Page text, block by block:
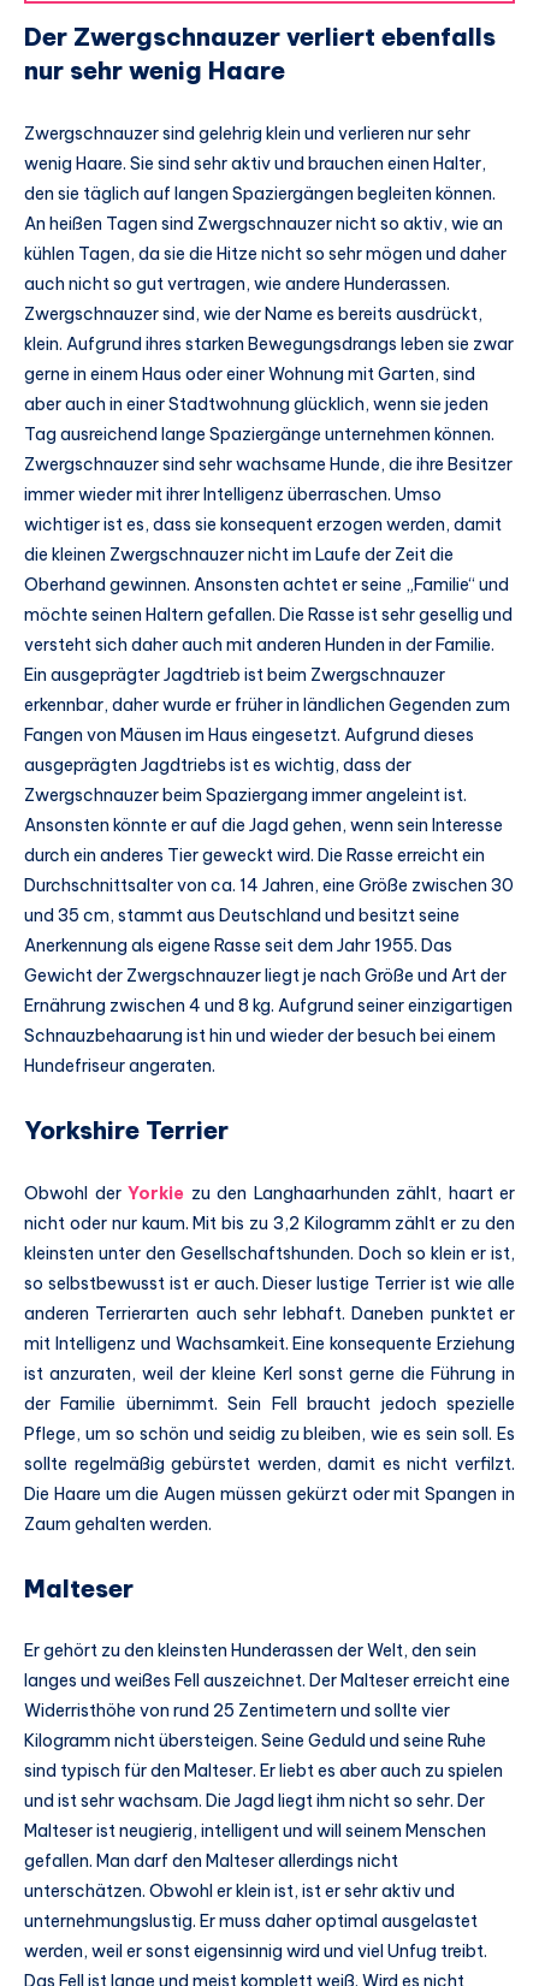
Der Zwergschnauzer verliert ebenfalls
nur sehr wenig Haare
Zwergschnauzer sind gelehrig klein und verlieren nur sehr
wenig Haare. Sie sind sehr aktiv und brauchen einen Halter,
den sie täglich auf langen Spaziergängen begleiten können.
An heißen Tagen sind Zwergschnauzer nicht so aktiv, wie an
kühlen Tagen, da sie die Hitze nicht so sehr mögen und daher
auch nicht so gut vertragen, wie andere Hunderassen.
Zwergschnauzer sind, wie der Name es bereits ausdrückt,
klein. Aufgrund ihres starken Bewegungsdrangs leben sie zwar
gerne in einem Haus oder einer Wohnung mit Garten, sind
aber auch in einer Stadtwohnung glücklich, wenn sie jeden
Tag ausreichend lange Spaziergänge unternehmen können.
Zwergschnauzer sind sehr wachsame Hunde, die ihre Besitzer
immer wieder mit ihrer Intelligenz überraschen. Umso
wichtiger ist es, dass sie konsequent erzogen werden, damit
die kleinen Zwergschnauzer nicht im Laufe der Zeit die
Oberhand gewinnen. Ansonsten achtet er seine „Familie“ und
möchte seinen Haltern gefallen. Die Rasse ist sehr gesellig und
versteht sich daher auch mit anderen Hunden in der Familie.
Ein ausgeprägter Jagdtrieb ist beim Zwergschnauzer
erkennbar, daher wurde er früher in ländlichen Gegenden zum
Fangen von Mäusen im Haus eingesetzt. Aufgrund dieses
ausgeprägten Jagdtriebs ist es wichtig, dass der
Zwergschnauzer beim Spaziergang immer angeleint ist.
Ansonsten könnte er auf die Jagd gehen, wenn sein Interesse
durch ein anderes Tier geweckt wird. Die Rasse erreicht ein
Durchschnittsalter von ca. 14 Jahren, eine Größe zwischen 30
und 35 cm, stammt aus Deutschland und besitzt seine
Anerkennung als eigene Rasse seit dem Jahr 1955. Das
Gewicht der Zwergschnauzer liegt je nach Größe und Art der
Ernährung zwischen 4 und 8 kg. Aufgrund seiner einzigartigen
Schnauzbehaarung ist hin und wieder der besuch bei einem
Hundefriseur angeraten.
Yorkshire Terrier
Obwohl der Yorkie zu den Langhaarhunden zählt, haart er
nicht oder nur kaum. Mit bis zu 3,2 Kilogramm zählt er zu den
kleinsten unter den Gesellschaftshunden. Doch so klein er ist,
so selbstbewusst ist er auch. Dieser lustige Terrier ist wie alle
anderen Terrierarten auch sehr lebhaft. Daneben punktet er
mit Intelligenz und Wachsamkeit. Eine konsequente Erziehung
ist anzuraten, weil der kleine Kerl sonst gerne die Führung in
der Familie übernimmt. Sein Fell braucht jedoch spezielle
Pflege, um so schön und seidig zu bleiben, wie es sein soll. Es
sollte regelmäßig gebürstet werden, damit es nicht verfilzt.
Die Haare um die Augen müssen gekürzt oder mit Spangen in
Zaum gehalten werden.
Malteser
Er gehört zu den kleinsten Hunderassen der Welt, den sein
langes und weißes Fell auszeichnet. Der Malteser erreicht eine
Widerristhöhe von rund 25 Zentimetern und sollte vier
Kilogramm nicht übersteigen. Seine Geduld und seine Ruhe
sind typisch für den Malteser. Er liebt es aber auch zu spielen
und ist sehr wachsam. Die Jagd liegt ihm nicht so sehr. Der
Malteser ist neugierig, intelligent und will seinem Menschen
gefallen. Man darf den Malteser allerdings nicht
unterschätzen. Obwohl er klein ist, ist er sehr aktiv und
unternehmungslustig. Er muss daher optimal ausgelastet
werden, weil er sonst eigensinnig wird und viel Unfug treibt.